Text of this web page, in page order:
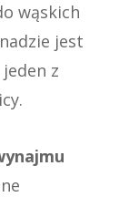
wąskich
jest
z